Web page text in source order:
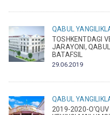
QABUL
TOSHKENTDAGI
JARAYONI,
BATAFSIL
29.06.2019
QABUL
2019-2020-O‘QUV